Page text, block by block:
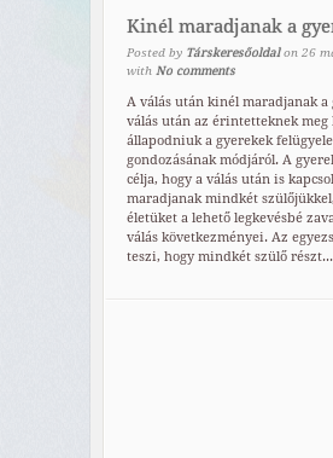
Kinél maradjanak a
Posted by Társkeresőoldal on 26
with No comments
A válás után kinél maradjanak a
válás után az érintetteknek meg
állapodniuk a gyerekek
gondozásának módjáról. A
célja, hogy a válás után is
maradjanak mindkét
életüket a lehető legkevésbé
válás következményei. Az
teszi, hogy mindkét szülő részt...